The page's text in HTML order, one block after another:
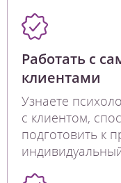
Работать с
клиентами
Узнаете
с клиентом,
подготовить к